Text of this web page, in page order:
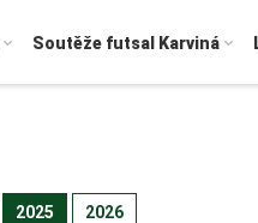
Soutěže futsal Karviná
2025 2026